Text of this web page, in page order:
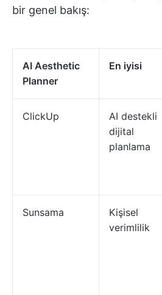
bir genel bakış:
AI Aesthetic
Planner
En iyisi
ClickUp
AI destekli
dijital
planlama
Sunsama
Kişisel
verimlilik